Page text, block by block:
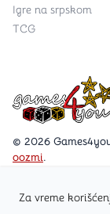
Za vreme
Games4you logo
© 2026
oozmi.
Igre na srpskom
TCG